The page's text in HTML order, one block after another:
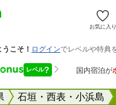
お気に入り
石垣・西表・小浜島